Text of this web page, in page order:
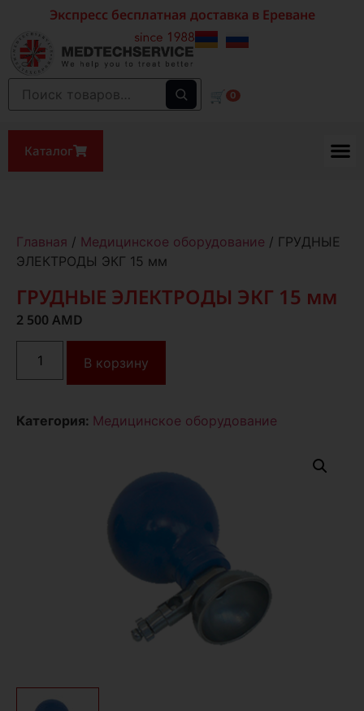
Экспресс бесплатная доставка в Ереване
🛒 0
Каталог
Главная / Медицинское оборудование / ГРУДНЫЕ
ЭЛЕКТРОДЫ ЭКГ 15 мм
ГРУДНЫЕ ЭЛЕКТРОДЫ ЭКГ 15 мм
2 500 AMD
В корзину
Категория: Медицинское оборудование